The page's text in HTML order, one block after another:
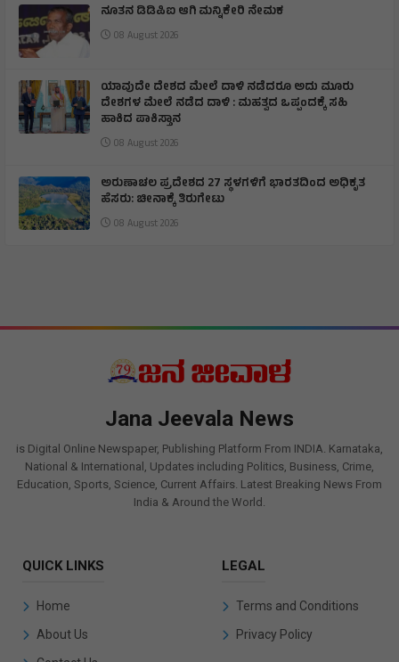
ನೂತನ ಡಿಡಿಪಿಐ ಆಗಿ ಮನ್ನಿಕೇರಿ ನೇಮಕ
08 August 2026
ಯಾವುದೇ ದೇಶದ ಮೇಲೆ ದಾಳಿ ನಡೆದರೂ ಅದು ಮೂರು
ದೇಶಗಳ ಮೇಲೆ ನಡೆದ ದಾಳಿ : ಮಹತ್ವದ ಒಪ್ಪಂದಕ್ಕೆ ಸಹಿ
ಹಾಕಿದ ಪಾಕಿಸ್ತಾನ
08 August 2026
ಅರುಣಾಚಲ ಪ್ರದೇಶದ 27 ಸ್ಥಳಗಳಿಗೆ ಭಾರತದಿಂದ ಅಧಿಕೃತ
ಹೆಸರು: ಚೀನಾಕ್ಕೆ ತಿರುಗೇಟು
08 August 2026
Jana Jeevala News
is Digital Online Newspaper, Publishing Platform From INDIA. Karnataka,
National & International, Updates including Politics, Business, Crime,
Education, Sports, Science, Current Affairs. Latest Breaking News From
India & Around the World.
QUICK LINKS
Home
About Us
LEGAL
Terms and Conditions
Privacy Policy